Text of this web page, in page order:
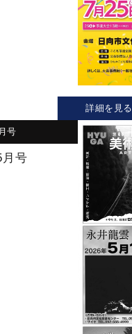
詳細を見る
号
月号